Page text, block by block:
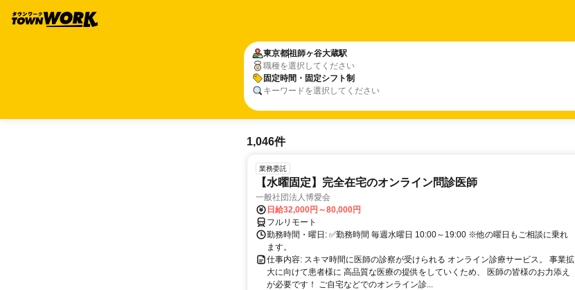
東京都祖師ヶ谷大蔵駅
職種を選択してください
固定時間・固定シフト制
キーワードを選択してください
1,046件
業務委託
【水曜固定】完全在宅のオンライン問診医師
一般社団法人博愛会
日給32,000円～80,000円
フルリモート
勤務時間・曜日: ✅勤務時間 毎週水曜日 10:00～19:00 ※他の曜日もご相談に乗れ
ます。
仕事内容: スキマ時間に医師の診察が受けられる オンライン診療サービス。 事業拡
大に向けて患者様に 高品質な医療の提供をしていくため、 医師の皆様のお力添え
が必要です！ ご自宅などでのオンライン診...